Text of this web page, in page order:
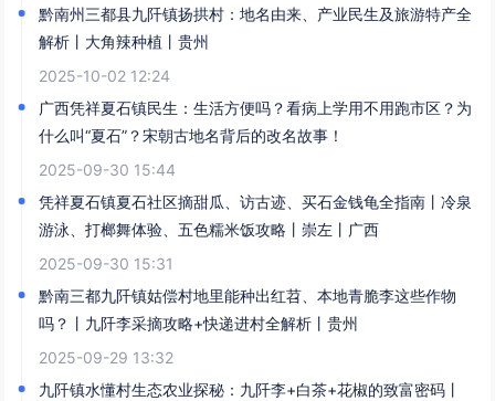
黔南州三都县九阡镇扬拱村：地名由来、产业民生及旅游特产全
解析丨大角辣种植丨贵州
2025-10-02 12:24
广西凭祥夏石镇民生：生活方便吗？看病上学用不用跑市区？为
什么叫“夏石”？宋朝古地名背后的改名故事！​
2025-09-30 15:44
凭祥夏石镇夏石社区摘甜瓜、访古迹、买石金钱龟全指南丨冷泉
游泳、打榔舞体验、五色糯米饭攻略丨崇左丨广西
2025-09-30 15:31
黔南三都九阡镇姑偿村地里能种出红苕、本地青脆李这些作物
吗？丨九阡李采摘攻略+快递进村全解析丨贵州
2025-09-29 13:32
九阡镇水懂村生态农业探秘：九阡李+白茶+花椒的致富密码丨